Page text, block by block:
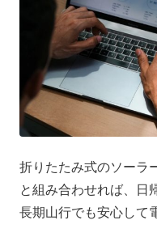
折りたたみ式のソーラ
と組み合わせれば、日
長期山行でも安心して